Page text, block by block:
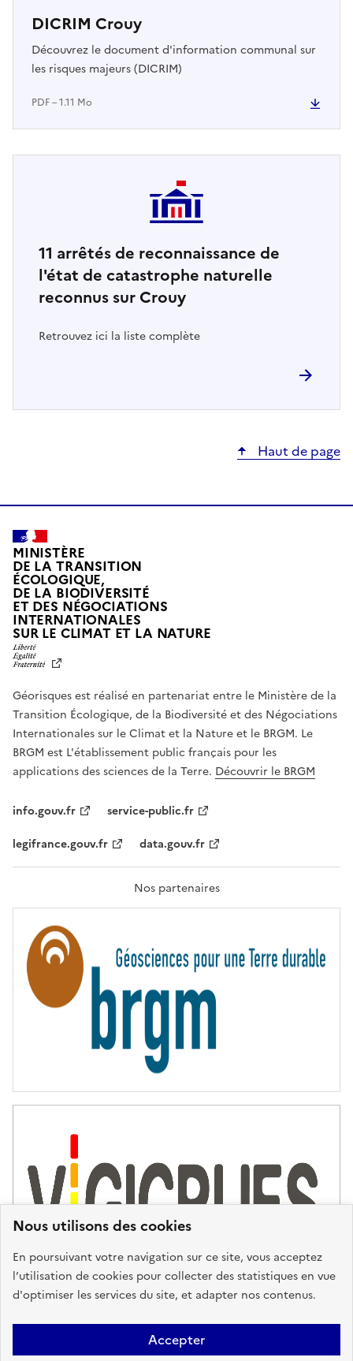
Nous utilisons des cookies
En poursuivant votre navigation sur ce site, vous acceptez
l’utilisation de cookies pour collecter des statistiques en vue
d'optimiser les services du site, et adapter nos contenus.
Accepter
DICRIM Crouy
PDF – 1.11 Mo
Découvrez le document d'information communal sur
les risques majeurs (DICRIM)
11 arrêtés de reconnaissance de
l'état de catastrophe naturelle
reconnus sur Crouy
Retrouvez ici la liste complète
Haut de page
MINISTÈRE
DE LA TRANSITION
ÉCOLOGIQUE,
DE LA BIODIVERSITÉ
ET DES NÉGOCIATIONS
INTERNATIONALES
SUR LE CLIMAT ET LA NATUREL
T
É
,
É
G
A
L
F
A
T
R
T
É
Géorisques est réalisé en partenariat entre le Ministère de la
Transition Écologique, de la Biodiversité et des Négociations
Internationales sur le Climat et la Nature et le BRGM. Le
BRGM est L'établissement public français pour les
applications des sciences de la Terre. Découvrir le BRGM
info.gouv.fr
service-public.fr
legifrance.gouv.fr
data.gouv.fr
Nos partenaires
Légales
Données personnelles Gestion des cookies FAQ